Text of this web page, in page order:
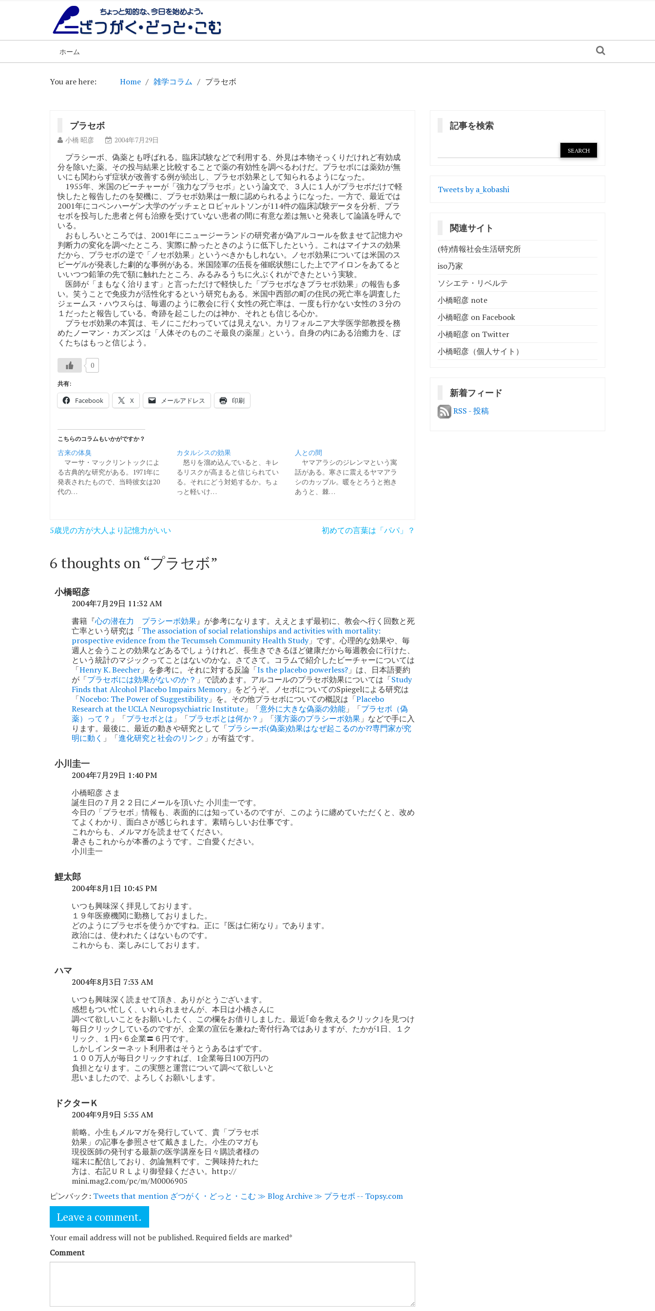
ホーム
You are here: Home 雑学コラム プラセボ
プラセボ
小橋 昭彦 2004年7月29日
プラシーボ、偽薬とも呼ばれる。臨床試験などで利用する、外見は本物そっくりだけれど有効成
分を除いた薬。その投与結果と比較することで薬の有効性を調べるわけだ。プラセボには薬効が無
いにも関わらず症状が改善する例が続出し、プラセボ効果として知られるようになった。
1955年、米国のビーチャーが「強力なプラセボ」という論文で、３人に１人がプラセボだけで軽
快したと報告したのを契機に、プラセボ効果は一般に認められるようになった。一方で、最近では
2001年にコペンハーゲン大学のゲッチェとロビャルトソンが114件の臨床試験データを分析、プラ
セボを投与した患者と何も治療を受けていない患者の間に有意な差は無いと発表して論議を呼んで
いる。
おもしろいところでは、2001年にニュージーランドの研究者が偽アルコールを飲ませて記憶力や
判断力の変化を調べたところ、実際に酔ったときのように低下したという。これはマイナスの効果
だから、プラセボの逆で「ノセボ効果」というべきかもしれない。ノセボ効果については米国のス
ピーゲルが発表した劇的な事例がある。米国陸軍の伍長を催眠状態にした上でアイロンをあてると
いいつつ鉛筆の先で額に触れたところ、みるみるうちに火ぶくれができたという実験。
医師が「まもなく治ります」と言っただけで軽快した「プラセボなきプラセボ効果」の報告も多
い。笑うことで免疫力が活性化するという研究もある。米国中西部の町の住民の死亡率を調査した
ジェームス・ハウスらは、毎週のように教会に行く女性の死亡率は、一度も行かない女性の３分の
１だったと報告している。奇跡を起こしたのは神か、それとも信じる心か。
プラセボ効果の本質は、モノにこだわっていては見えない。カリフォルニア大学医学部教授を務
めたノーマン・カズンズは「人体そのものこそ最良の薬屋」という。自身の内にある治癒力を、ぼ
くたちはもっと信じよう。
0
共有:
Facebook X メールアドレス 印刷
こちらのコラムもいかがですか？
古来の体臭
マーサ・マックリントックによ
る古典的な研究がある。1971年に
発表されたもので、当時彼女は20
代の…
カタルシスの効果
怒りを溜め込んでいると、キレ
るリスクが高まると信じられてい
る。それにどう対処するか。ちょ
っと軽いけ…
人との間
ヤマアラシのジレンマという寓
話がある。寒さに震えるヤマアラ
シのカップル。暖をとろうと抱き
あうと、棘…
投
ナ
ゲ
5歳児の方が大人より記憶力がいい 初めての言葉は「パパ」？
6 thoughts on “プラセボ”
小橋昭彦
2004年7月29日 11:32 AM
書籍『心の潜在力 プラシーボ効果』が参考になります。ええとまず最初に、教会へ行く回数と死
亡率という研究は「The association of social relationships and activities with mortality:
prospective evidence from the Tecumseh Community Health Study」です。心理的な効果や、毎
週人と会うことの効果などあるでしょうけれど、長生きできるほど健康だから毎週教会に行けた、
という統計のマジックってことはないのかな。さてさて。コラムで紹介したビーチャーについては
「Henry K. Beecher 」を参考に。それに対する反論「Is the placebo powerless? 」は、日本語要約
が「プラセボには効果がないのか？ 」で読めます。アルコールのプラセボ効果については「Study
Finds that Alcohol Placebo Impairs Memory」をどうぞ。ノセボについてのSpiegelによる研究は
「Nocebo: The Power of Suggestibility」を。その他プラセボについての概説は「Placebo
Research at the UCLA Neuropsychiatric Institute 」「意外に大きな偽薬の効能 」「プラセボ（偽
薬）って？ 」「プラセボとは 」「プラセボとは何か？ 」「漢方薬のプラシーボ効果 」などで手に入
ります。最後に、最近の動きや研究として「プラシーボ(偽薬)効果はなぜ起こるのか??専門家が究
明に動く 」「進化研究と社会のリンク 」が有益です。
小川圭一
2004年7月29日 1:40 PM
小橋昭彦 さま
誕生日の７月２２日にメールを頂いた 小川圭一です。
今日の「プラセボ」情報も、表面的には知っているのですが、このように纏めていただくと、改め
てよくわかり、面白さが感じられます。素晴らしいお仕事です。
これからも、メルマガを読ませてください。
暑さもこれからが本番のようです。ご自愛ください。
小川圭一
鯉太郎
2004年8月1日 10:45 PM
いつも興味深く拝見しております。
１９年医療機関に勤務しておりました。
どのようにプラセボを使うかですね。正に『医は仁術なり』であります。
政治には、使われたくはないものです。
これからも、楽しみにしております。
ハマ
2004年8月3日 7:33 AM
いつも興味深く読ませて頂き、ありがとうございます。
感想もつい忙しく、いれられませんが、本日は小橋さんに
調べて欲しいことをお願いしたく、この欄をお借りしました。最近｢命を救えるクリック｣を見つけ
毎日クリックしているのですが、企業の宣伝を兼ねた寄付行為ではありますが、たかが1日、１ク
リック、１円×６企業〓６円です。
しかしインターネット利用者はそうとうあるはずです。
１００万人が毎日クリックすれば、1企業毎日100万円の
負担となります。この実態と運営について調べて欲しいと
思いましたので、よろしくお願いします。
ドクターＫ
2004年9月9日 5:35 AM
前略。小生もメルマガを発行していて、貴「プラセボ
効果」の記事を参照させて戴きました。小生のマガも
現役医師の発刊する最新の医学講座を日々購読者様の
端末に配信しており、勿論無料です。ご興味持たれた
方は、右記ＵＲＬより御登録ください。http://
mini.mag2.com/pc/m/M0006905
ピンバック: Tweets that mention ざつがく・どっと・こむ ≫ Blog Archive ≫ プラセボ -- Topsy.com
Leave a comment.
Your email address will not be published. Required fields are marked*
Comment
記事を検索
Tweets by a_kobashi
関連サイト
(特)情報社会生活研究所
iso乃家
ソシエテ・リベルテ
小橋昭彦 note
小橋昭彦 on Facebook
小橋昭彦 on Twitter
小橋昭彦（個人サイト）
新着フィード
RSS - 投稿